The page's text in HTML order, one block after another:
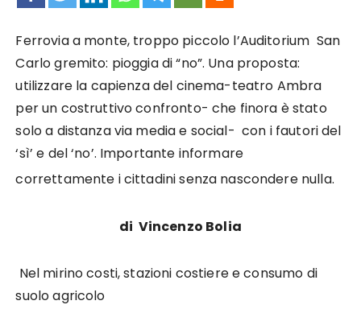
Ferrovia a monte, troppo piccolo l’Auditorium San
Carlo gremito: pioggia di “no”. Una proposta:
utilizzare la capienza del cinema-teatro Ambra
per un costruttivo confronto- che finora è stato
solo a distanza via media e social- con i fautori del
‘sì’ e del ‘no’. Importante informare
correttamente i cittadini senza nascondere nulla.
di Vincenzo Bolia
Nel mirino costi, stazioni costiere e consumo di
suolo agricolo